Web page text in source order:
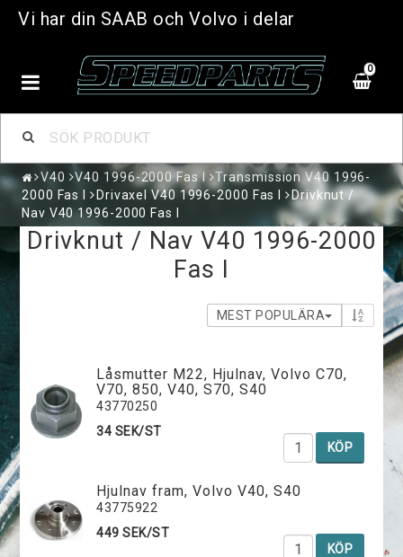
Vi har din SAAB och Volvo i delar
0
V40 V40 1996-2000 Fas I
Transmission V40 1996-
2000 Fas I
Drivaxel V40 1996-2000 Fas I
Drivknut /
Nav V40 1996-2000 Fas I
Drivknut / Nav V40 1996-2000
Fas I
MEST POPULÄRA
Låsmutter M22, Hjulnav, Volvo C70,
V70, 850, V40, S70, S40
43770250
34 SEK/ST
KÖP
Hjulnav fram, Volvo V40, S40
43775922
449 SEK/ST
KÖP